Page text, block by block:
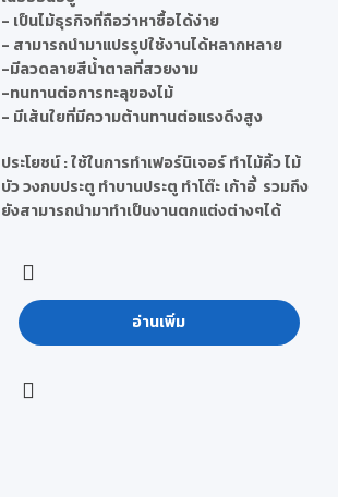
- เป็นไม้ธุรกิจที่ถือว่าหาซื้อได้ง่าย
- สามารถนำมาแปรรูปใช้งานได้หลากหลาย
-มีลวดลายสีน้ำตาลที่สวยงาม
-ทนทานต่อการทะลุของไม้
- มีเส้นใยที่มีความต้านทานต่อแรงดึงสูง
ประโยชน์: ใช้ในการทำเฟอร์นิเจอร์ ทำไม้คิ้ว ไม้
บัว วงกบประตู ทำบานประตู ทำโต๊ะ เก้าอี้ รวมถึง
ยังสามารถนำมาทำเป็นงานตกแต่งต่างๆได้
อ่านเพิ่ม